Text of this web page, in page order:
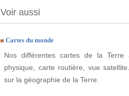
Voir aussi
Cartes du monde
Nos différentes cartes de la Terre
physique, carte routière, vue
sur la géographie de la Terre.